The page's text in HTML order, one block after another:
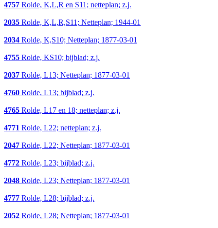
4757 Rolde, K,L,R en S11; netteplan; z.j.
2035 Rolde, K,L,R,S11; Netteplan; 1944-01
2034 Rolde, K,S10; Netteplan; 1877-03-01
4755 Rolde, KS10; bijblad; z.j.
2037 Rolde, L13; Netteplan; 1877-03-01
4760 Rolde, L13; bijblad; z.j.
4765 Rolde, L17 en 18; netteplan; z.j.
4771 Rolde, L22; netteplan; z.j.
2047 Rolde, L22; Netteplan; 1877-03-01
4772 Rolde, L23; bijblad; z.j.
2048 Rolde, L23; Netteplan; 1877-03-01
4777 Rolde, L28; bijblad; z.j.
2052 Rolde, L28; Netteplan; 1877-03-01